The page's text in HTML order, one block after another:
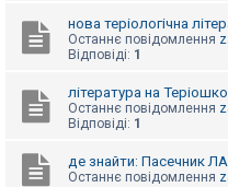
нова теріологічна
Останнє повідомлення
Відповіді: 1
література на
Останнє повідомлення
Відповіді: 1
де знайти: Пасечник
Останнє повідомлення